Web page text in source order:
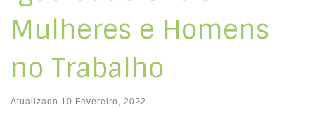
Mulheres e Homens
no Trabalho
Atualizado 10 Fevereiro, 2022